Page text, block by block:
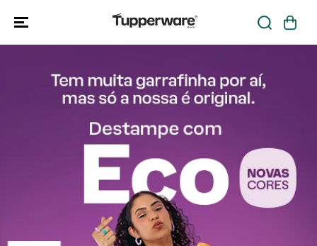
CONTEÚDO Loja Oficial